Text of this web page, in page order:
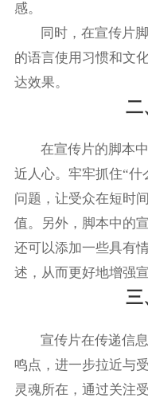
感。
同时，在宣传片
的语言使用习惯和文
达效果。
二
在宣传片的脚本
近人心。牢牢抓住“
问题，让受众在短时
值。另外，脚本中的
还可以添加一些具有
述，从而更好地增强宣
三
宣传片在传递信
鸣点，进一步拉近与
灵魂所在，通过关注